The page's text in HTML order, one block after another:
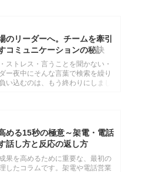
メント設計に役立つ具体的な視点
のリーダーへ。チームを牽引
コミュニケーションの秘訣
ストレス・言うことを聞かない・
ー夜中にそんな言葉で検索を繰り
い込むのは、もう終わりにしまし
める15秒の極意～架電・電話
話し方と反応の返し方
果を高めるために重要な、最初の
したコラムです。架電や電話営業